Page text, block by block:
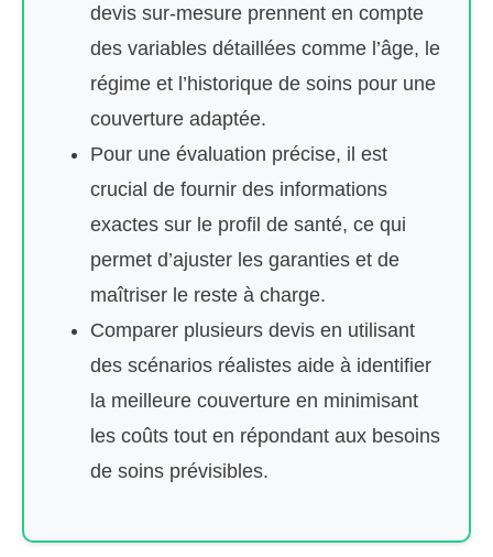
devis sur-mesure prennent en compte
des variables détaillées comme l’âge, le
régime et l’historique de soins pour une
couverture adaptée.
Pour une évaluation précise, il est
crucial de fournir des informations
exactes sur le profil de santé, ce qui
permet d’ajuster les garanties et de
maîtriser le reste à charge.
Comparer plusieurs devis en utilisant
des scénarios réalistes aide à identifier
la meilleure couverture en minimisant
les coûts tout en répondant aux besoins
de soins prévisibles.